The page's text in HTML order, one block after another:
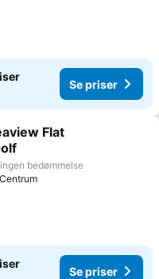
Se priser
favoritter
Flat
bedømmelse
Se priser